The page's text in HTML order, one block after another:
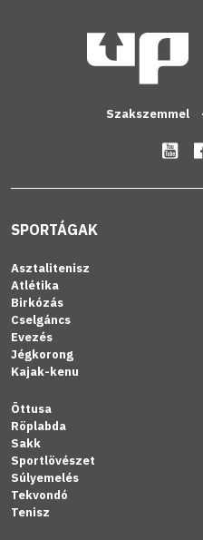
Szakszemmel
SPORTÁGAK
Asztalitenisz
Atlétika
Birkózás
Cselgáncs
Evezés
Jégkorong
Kajak-kenu
Öttusa
Röplabda
Sakk
Sportlövészet
Súlyemelés
Tekvondó
Tenisz